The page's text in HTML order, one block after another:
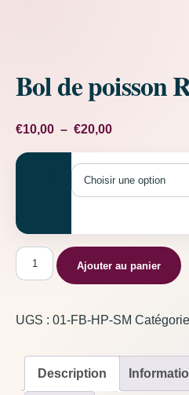
Bol de poisson
€10,00 – €20,00Plage de prix
quantité de Bol de poisson
Ajouter au panier
UGS : 01-FB-HP-SM
Description